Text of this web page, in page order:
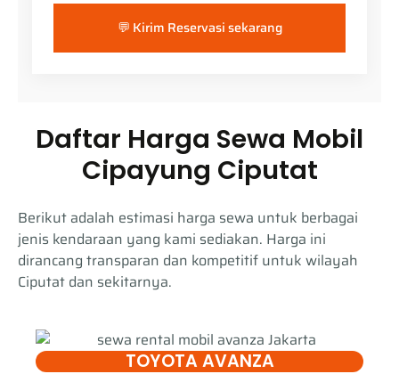
💬 Kirim Reservasi sekarang
Daftar Harga Sewa Mobil
Cipayung Ciputat
Berikut adalah estimasi harga sewa untuk berbagai
jenis kendaraan yang kami sediakan. Harga ini
dirancang transparan dan kompetitif untuk wilayah
Ciputat dan sekitarnya.
TOYOTA AVANZA